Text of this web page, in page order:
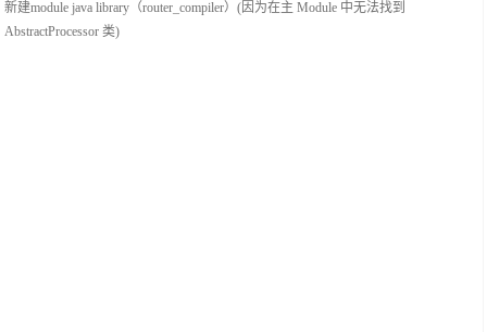
新建module java library（router_compiler）(因为在主 Module 中无法找到
AbstractProcessor 类)